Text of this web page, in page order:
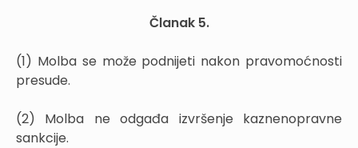
Članak 5.
(1) Molba se može podnijeti nakon pravomoćnosti
presude.
(2) Molba ne odgađa izvršenje kaznenopravne
sankcije.